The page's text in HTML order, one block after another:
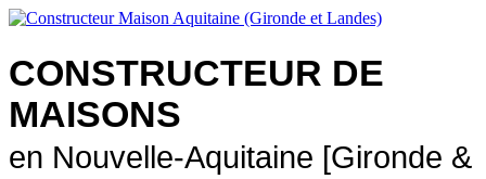
CONSTRUCTEUR DE
MAISONS
en Nouvelle-Aquitaine [Gironde &